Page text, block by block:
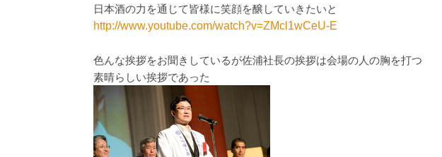
日本酒の力を通じて皆様に笑顔を醸していきたいと
http://www.youtube.com/watch?v=ZMcl1wCeU-E
色んな挨拶をお聞きしているが佐浦社長の挨拶は会場の人の胸を打つ
素晴らしい挨拶であった